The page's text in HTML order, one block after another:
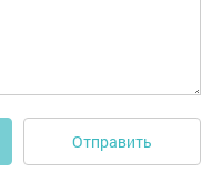
Отправить